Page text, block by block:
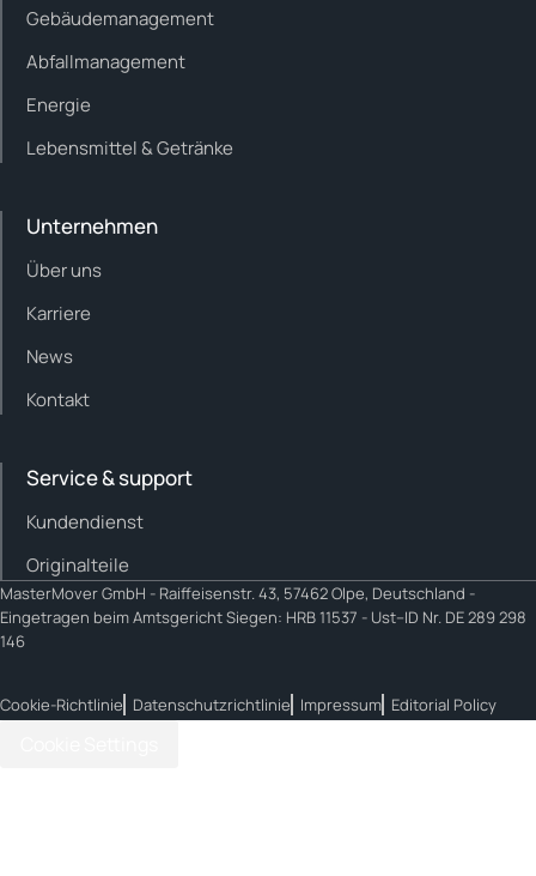
Gebäudemanagement
Abfallmanagement
Energie
Lebensmittel & Getränke
Unternehmen
Über uns
Karriere
News
Kontakt
Service & support
Kundendienst
Originalteile
MasterMover GmbH - Raiffeisenstr. 43, 57462 Olpe, Deutschland -
Eingetragen beim Amtsgericht Siegen: HRB 11537 - Ust–ID Nr. DE 289 298
146
Cookie-Richtlinie Datenschutzrichtlinie Impressum Editorial Policy